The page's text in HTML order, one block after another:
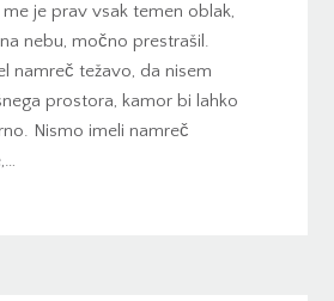
me je prav vsak temen oblak,
nebu, močno prestrašil.
namreč težavo, da nisem
prostora, kamor bi lahko
Nismo imeli namreč